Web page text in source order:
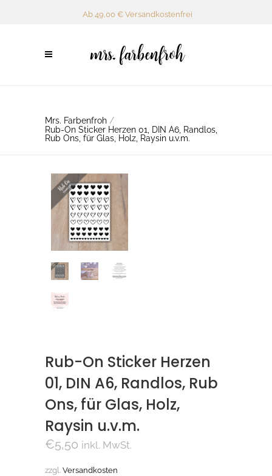
Ab 49,00 € Versandkostenfrei
Mrs. Farbenfroh /
Rub-On Sticker Herzen 01, DIN A6, Randlos,
Rub Ons, für Glas, Holz, Raysin u.v.m.
Rub-On Sticker Herzen
01, DIN A6, Randlos, Rub
Ons, für Glas, Holz,
Raysin u.v.m.
€5,50 inkl. MwSt.
zzgl. Versandkosten